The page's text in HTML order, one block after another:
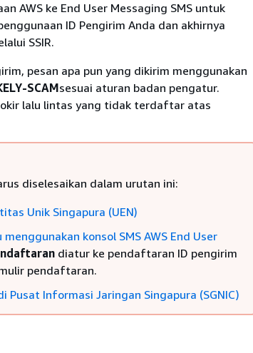
AWS ke End User Messaging SMS untuk
ID Pengirim Anda dan akhirnya
SSIR.
pesan apa pun yang dikirim menggunakan
SCAMsesuai aturan badan pengatur.
lalu lintas yang tidak terdaftar atas
diselesaikan dalam urutan ini:
Unik Singapura (UEN)
konsol SMS AWS End User
diatur ke pendaftaran ID pengirim
pendaftaran.
Pusat Informasi Jaringan Singapura (SGNIC)